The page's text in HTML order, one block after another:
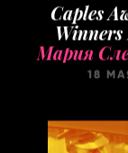
Caples
Winners
Мария
18